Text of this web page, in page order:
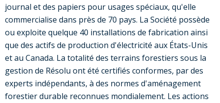
journal et des papiers pour usages spéciaux, qu'elle
commercialise dans près de 70 pays. La Société possède
ou exploite quelque 40 installations de fabrication ainsi
que des actifs de production d'électricité aux États-Unis
et au Canada. La totalité des terrains forestiers sous la
gestion de Résolu ont été certifiés conformes, par des
experts indépendants, à des normes d'aménagement
forestier durable reconnues mondialement. Les actions